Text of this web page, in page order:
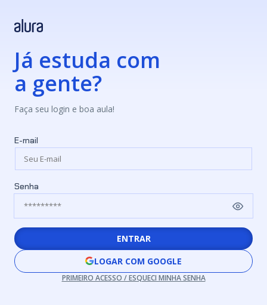
Já estuda com
a gente?
Faça seu login e boa aula!
E-mail
Senha
ENTRAR
LOGAR COM GOOGLE
PRIMEIRO ACESSO / ESQUECI MINHA SENHA